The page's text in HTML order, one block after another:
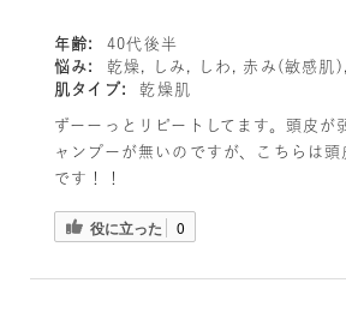
年齢:
40代後半
悩み:
乾燥, しみ, しわ, 赤み(敏感肌
肌タイプ:
乾燥肌
ずーーっとリピートしてます。頭皮が
ャンプーが無いのですが、こちらは
です！！
役に立った 0